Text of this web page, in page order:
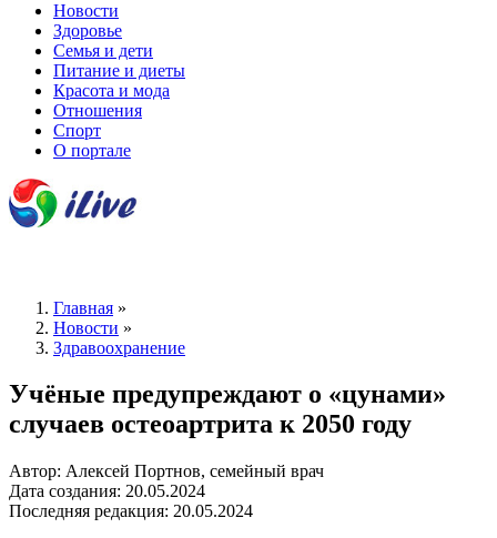
Новости
Здоровье
Семья и дети
Питание и диеты
Красота и мода
Отношения
Спорт
О портале
Главная »
Новости »
Здравоохранение
Учёные предупреждают о «цунами»
случаев остеоартрита к 2050 году
Автор: Алексей Портнов, семейный врач
Дата создания: 20.05.2024
Последняя редакция: 20.05.2024